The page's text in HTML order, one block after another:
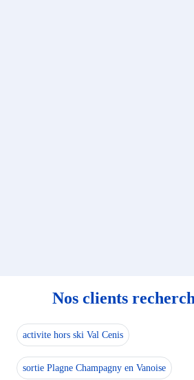
Nos clients
activite hors ski Val Cenis
sortie Plagne Champagny en Vanoise